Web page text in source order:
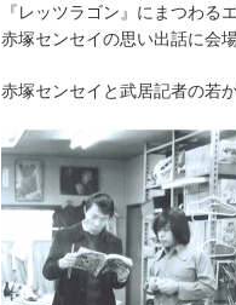
『レッツラゴン』にまつわる
赤塚センセイの思い出話に会
赤塚センセイと武居記者の若